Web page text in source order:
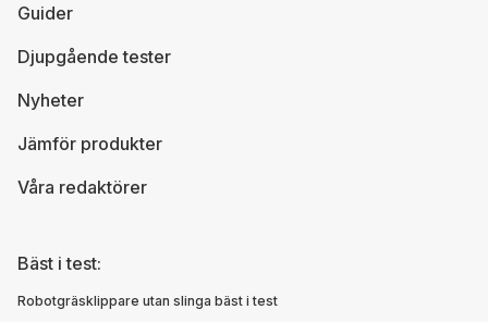
Guider
Djupgående tester
Nyheter
Jämför produkter
Våra redaktörer
Bäst i test:
Robotgräsklippare utan slinga bäst i test